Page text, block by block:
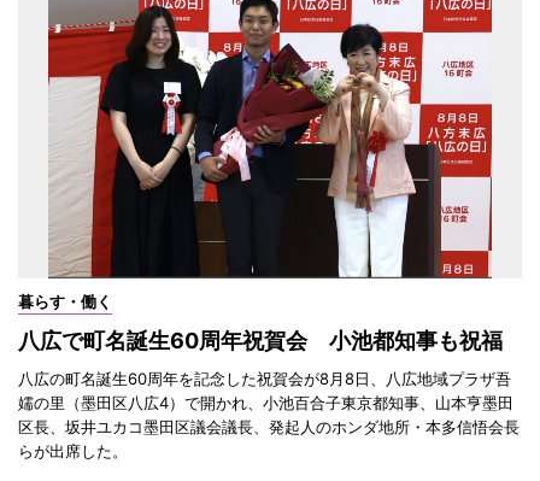
暮らす・働く
八広で町名誕生60周年祝賀会 小池都知事も祝福
八広の町名誕生60周年を記念した祝賀会が8月8日、八広地域プラザ吾
嬬の里（墨田区八広4）で開かれ、小池百合子東京都知事、山本亨墨田
区長、坂井ユカコ墨田区議会議長、発起人のホンダ地所・本多信悟会長
らが出席した。